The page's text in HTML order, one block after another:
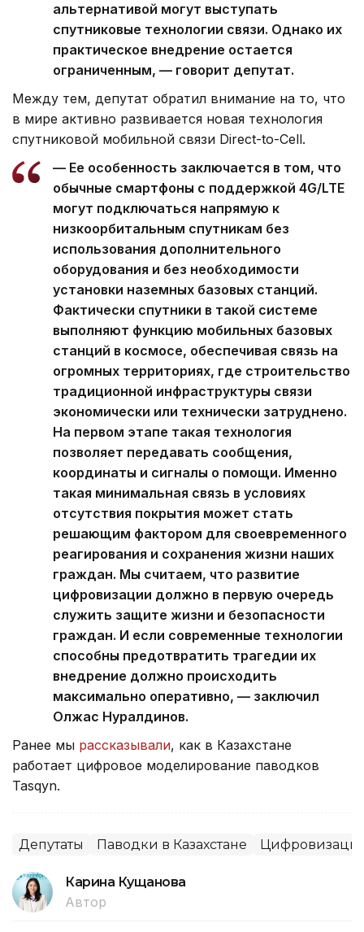
альтернативой могут выступать
спутниковые технологии связи. Однако их
практическое внедрение остается
ограниченным, — говорит депутат.
Между тем, депутат обратил внимание на то, что
в мире активно развивается новая технология
спутниковой мобильной связи Direct-to-Cell.
— Ее особенность заключается в том, что
обычные смартфоны с поддержкой 4G/LTE
могут подключаться напрямую к
низкоорбитальным спутникам без
использования дополнительного
оборудования и без необходимости
установки наземных базовых станций.
Фактически спутники в такой системе
выполняют функцию мобильных базовых
станций в космосе, обеспечивая связь на
огромных территориях, где строительство
традиционной инфраструктуры связи
экономически или технически затруднено.
На первом этапе такая технология
позволяет передавать сообщения,
координаты и сигналы о помощи. Именно
такая минимальная связь в условиях
отсутствия покрытия может стать
решающим фактором для своевременного
реагирования и сохранения жизни наших
граждан. Мы считаем, что развитие
цифровизации должно в первую очередь
служить защите жизни и безопасности
граждан. И если современные технологии
способны предотвратить трагедии их
внедрение должно происходить
максимально оперативно, — заключил
Олжас Нуралдинов.
Ранее мы рассказывали, как в Казахстане
работает цифровое моделирование паводков
Tasqyn.
Депутаты Паводки в Казахстане
Карина Кущанова
Автор